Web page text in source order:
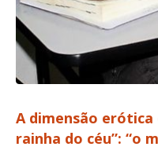
A dimensão erótica
rainha do céu”: “o